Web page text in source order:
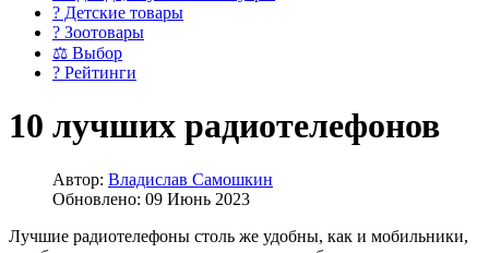
? Детские товары
? Зоотовары
⚖ Выбор
? Рейтинги
10 лучших радиотелефонов
Автор: Владислав Самошкин
Обновлено: 09 Июнь 2023
Лучшие радиотелефоны столь же удобны, как и мобильники,